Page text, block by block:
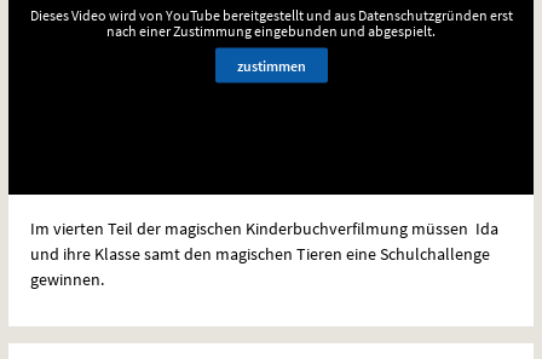
Dieses Video wird von YouTube bereitgestellt und aus Datenschutzgründen erst
nach einer Zustimmung eingebunden und abgespielt.
zustimmen
Im vierten Teil der magischen Kinderbuchverfilmung müssen Ida
und ihre Klasse samt den magischen Tieren eine Schulchallenge
gewinnen.